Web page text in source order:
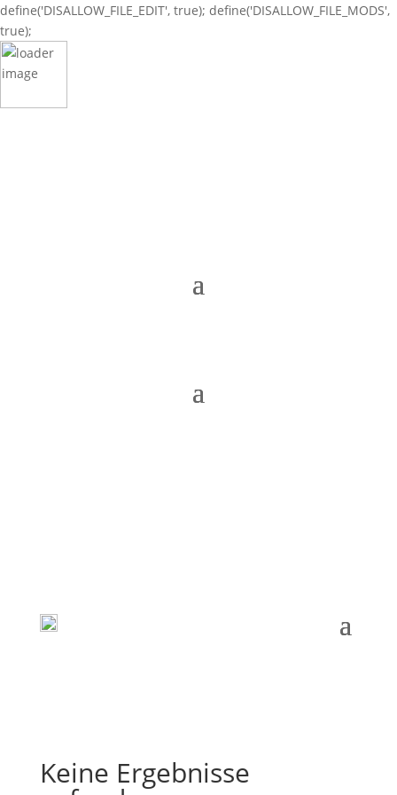
define('DISALLOW_FILE_EDIT', true); define('DISALLOW_FILE_MODS',
true);
Keine Ergebnisse